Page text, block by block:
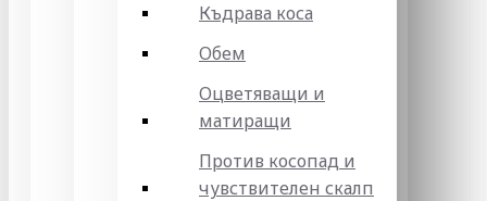
Къдрава коса
Обем
Оцветяващи и
матиращи
Против косопад и
чувствителен скалп